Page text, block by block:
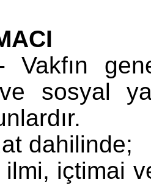
Vakfın
sosyal
dahilinde;
ilmi, içtimai